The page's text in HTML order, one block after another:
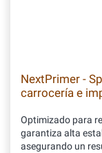
NextPrimer -
carrocería e
Optimizado para
garantiza alta
asegurando un